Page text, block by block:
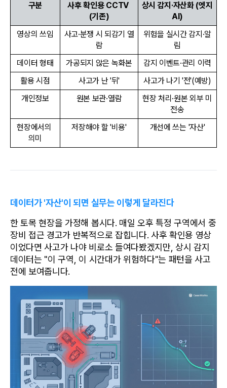
구분
사후 확인용 CCTV
(기존)
상시 감지·자산화 (엣지
AI)
영상의 쓰임
사고·분쟁 시 되감기 열
람
위험을 실시간 감지·알
림
데이터 형태
가공되지 않은 녹화본
감지 이벤트·관리 이력
활용 시점
사고가 난 '뒤'
사고가 나기 '전'(예방)
개인정보
원본 보관·열람
현장 처리·원본 외부 미
전송
현장에서의
의미
저장해야 할 '비용' 개선에 쓰는 '자산'
데이터가 '자산'이 되면 실무는 이렇게 달라진다
한 토목 현장을 가정해 봅시다. 매일 오후 특정 구역에서 중
장비 접근 경고가 반복적으로 잡힙니다. 사후 확인용 영상
이었다면 사고가 나야 비로소 들여다봤겠지만, 상시 감지
데이터는 "이 구역, 이 시간대가 위험하다"는 패턴을 사고
전에 보여줍니다.